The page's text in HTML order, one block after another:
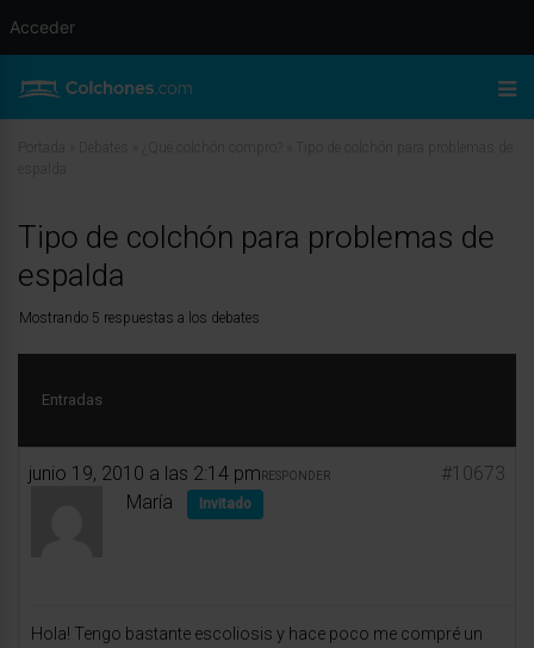
Tipo de colchón para problemas de
espalda
Mostrando 5 respuestas a los debates
Entradas
junio 19, 2010 a las 2:14 pm #10673
RESPONDER
María Invitado
Hola! Tengo bastante escoliosis y hace poco me compré un
Acceder